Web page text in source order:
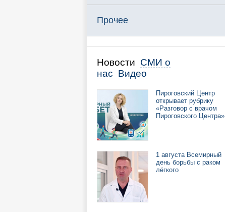
Прочее
Новости СМИ о
нас Видео
Пироговский Центр
открывает рубрику
«Разговор с врачом
Пироговского Центра»
1 августа Всемирный
день борьбы с раком
лёгкого